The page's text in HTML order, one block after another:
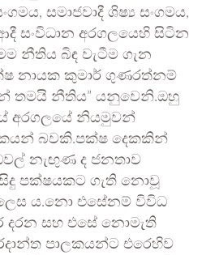
සමාජවාදී ශිෂ්‍ය සංගමය,
සංවිධාන අරගලයෙහි සිටින
නීතිය බිඳ වැටීම ගැන
නායක කුමාර් ගුණරත්නම්
තමයි නීතිය” යනුවෙනි.ඔහු
අරගලයේ නියමුවන්
බවකි.පක්ෂ දෙකකින්
නැඟුණ ද ජනතාව
පක්ෂයකට ගැති නොවූ
ය.නො එසේනම් විවිධ
දරන සහ එසේ නොමැති
පාලකයන්ට එරෙහිව